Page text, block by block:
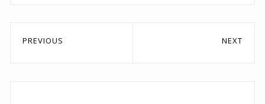
文
PREVIOUS NEXT